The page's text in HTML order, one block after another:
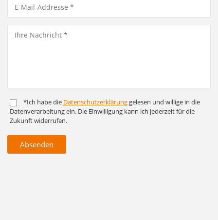
*Ich habe die Daten­schutz­er­klärunggelesen und willige in die
Daten­ver­arbeitung ein. Die Ein­willigung kann ich jederzeit für die
Zukunft widerrufen.
Absenden